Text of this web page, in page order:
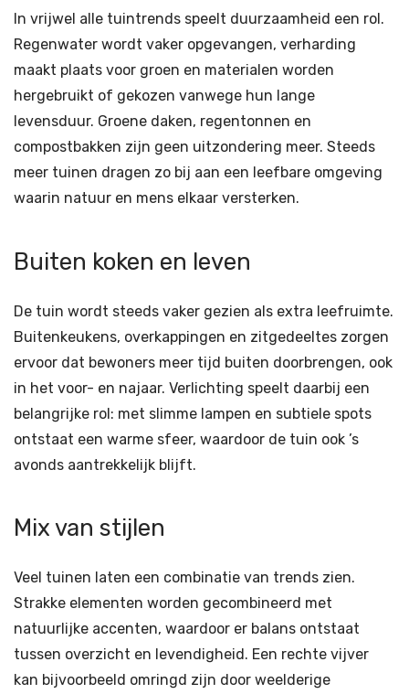
In vrijwel alle tuintrends speelt duurzaamheid een rol.
Regenwater wordt vaker opgevangen, verharding
maakt plaats voor groen en materialen worden
hergebruikt of gekozen vanwege hun lange
levensduur. Groene daken, regentonnen en
compostbakken zijn geen uitzondering meer. Steeds
meer tuinen dragen zo bij aan een leefbare omgeving
waarin natuur en mens elkaar versterken.
Buiten koken en leven
De tuin wordt steeds vaker gezien als extra leefruimte.
Buitenkeukens, overkappingen en zitgedeeltes zorgen
ervoor dat bewoners meer tijd buiten doorbrengen, ook
in het voor- en najaar. Verlichting speelt daarbij een
belangrijke rol: met slimme lampen en subtiele spots
ontstaat een warme sfeer, waardoor de tuin ook ’s
avonds aantrekkelijk blijft.
Mix van stijlen
Veel tuinen laten een combinatie van trends zien.
Strakke elementen worden gecombineerd met
natuurlijke accenten, waardoor er balans ontstaat
tussen overzicht en levendigheid. Een rechte vijver
kan bijvoorbeeld omringd zijn door weelderige